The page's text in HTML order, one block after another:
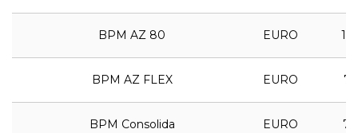
BPM AZ 80 EURO
BPM AZ FLEX EURO
BPM Consolida EURO